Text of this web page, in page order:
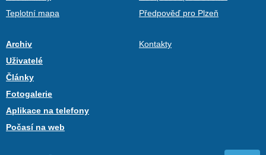
Teplotní mapa
Předpověď pro Plzeň
Archiv
Uživatelé
Články
Fotogalerie
Aplikace na telefony
Počasí na web
Kontakty